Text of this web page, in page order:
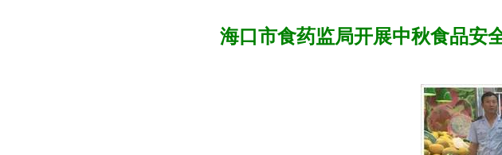
海口市食药监局开展中秋食品安